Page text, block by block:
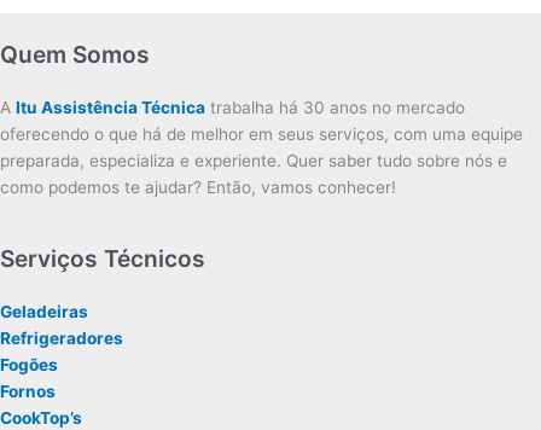
Quem Somos
A Itu Assistência Técnica trabalha há 30 anos no mercado
oferecendo o que há de melhor em seus serviços, com uma equipe
preparada, especializa e experiente. Quer saber tudo sobre nós e
como podemos te ajudar? Então, vamos conhecer!
Serviços Técnicos
Geladeiras
Refrigeradores
Fogões
Fornos
CookTop’s